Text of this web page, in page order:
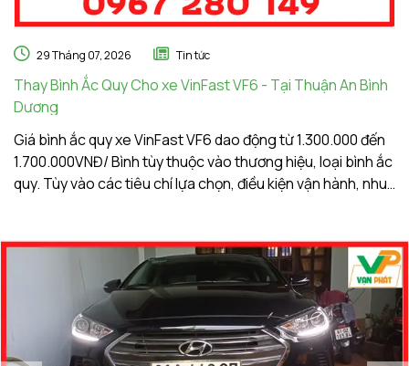
29 Tháng 07, 2026 Tin tức
Thay Bình Ắc Quy Cho xe VinFast VF6 - Tại Thuận An Bình
Dương
Giá bình ắc quy xe VinFast VF6 dao động từ 1.300.000 đến
1.700.000VNĐ/ Bình tùy thuộc vào thương hiệu, loại bình ắc
quy. Tùy vào các tiêu chí lựa chọn, điều kiện vận hành, nhu